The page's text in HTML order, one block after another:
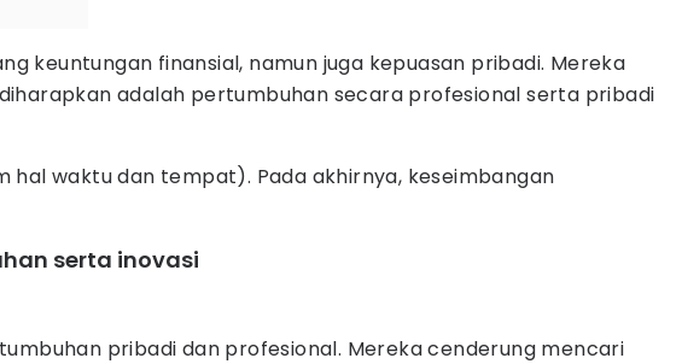
keuntungan finansial, namun juga kepuasan pribadi. Mereka
adalah pertumbuhan secara profesional serta pribadi
waktu dan tempat). Pada akhirnya, keseimbangan
serta inovasi
pribadi dan profesional. Mereka cenderung mencari